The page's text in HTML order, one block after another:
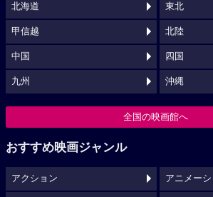
北海道 東北
甲信越 北陸
中国 四国
九州 沖縄
全国の映画館へ
おすすめ映画ジャンル
アクション アニメー